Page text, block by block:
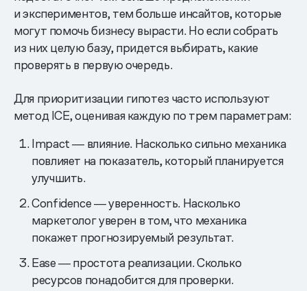
и экспериментов, тем больше инсайтов, которые
могут помочь бизнесу вырасти. Но если собрать
из них целую базу, придется выбирать, какие
проверять в первую очередь.
Для приоритизации гипотез часто используют
метод ICE, оценивая каждую по трем параметрам:
Impact ― влияние. Насколько сильно механика
повлияет на показатель, который планируется
улучшить.
Confidence ― уверенность. Насколько
маркетолог уверен в том, что механика
покажет прогнозируемый результат.
Ease ― простота реализации. Сколько
ресурсов понадобится для проверки.